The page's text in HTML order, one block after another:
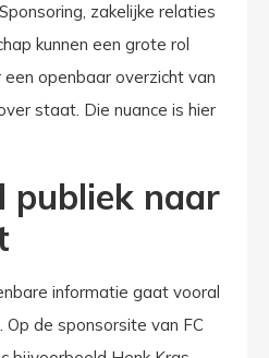
zakelijke relaties
kunnen een grote rol
openbaar overzicht van
staat. Die nuance is hier
publiek naar
informatie gaat vooral
de sponsorsite van FC